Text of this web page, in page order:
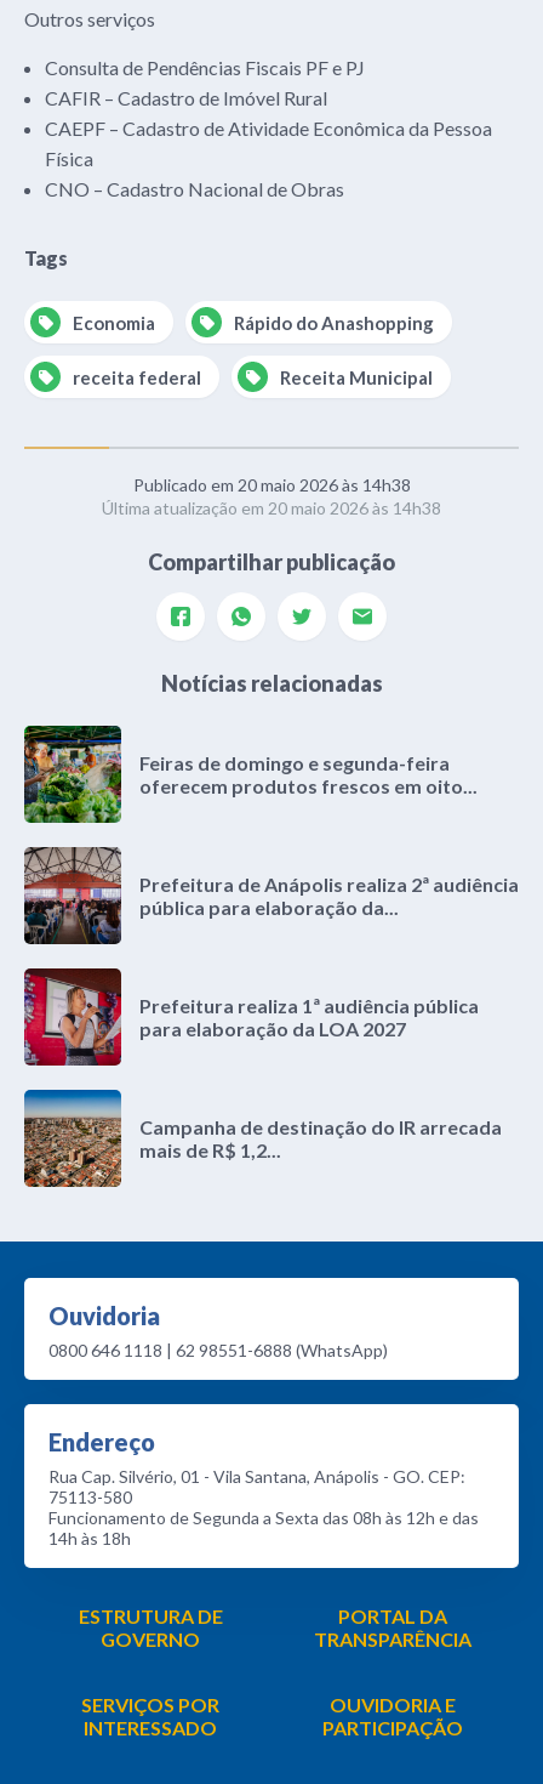
Outros serviços
Consulta de Pendências Fiscais PF e PJ
CAFIR – Cadastro de Imóvel Rural
CAEPF – Cadastro de Atividade Econômica da Pessoa
Física
CNO – Cadastro Nacional de Obras
Tags
Economia Rápido do Anashopping
receita federal Receita Municipal
Publicado em 20 maio 2026 às 14h38
Última atualização em 20 maio 2026 às 14h38
Compartilhar publicação
Notícias relacionadas
Feiras de domingo e segunda-feira
oferecem produtos frescos em oito...
Prefeitura de Anápolis realiza 2ª audiência
pública para elaboração da...
Prefeitura realiza 1ª audiência pública
para elaboração da LOA 2027
Campanha de destinação do IR arrecada
mais de R$ 1,2...
Ouvidoria
0800 646 1118 | 62 98551-6888 (WhatsApp)
Endereço
Rua Cap. Silvério, 01 - Vila Santana, Anápolis - GO. CEP:
75113-580
Funcionamento de Segunda a Sexta das 08h às 12h e das
14h às 18h
ESTRUTURA DE
GOVERNO
PORTAL DA
TRANSPARÊNCIA
SERVIÇOS POR
INTERESSADO
OUVIDORIA E
PARTICIPAÇÃO